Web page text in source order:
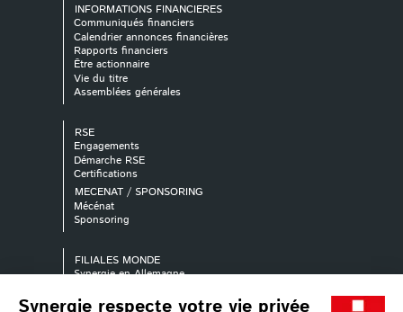
INFORMATIONS FINANCIERES
Communiqués financiers
Calendrier annonces financières
Rapports financiers
Être actionnaire
Vie du titre
Assemblées générales
RSE
Engagements
Démarche RSE
Certifications
MECENAT / SPONSORING
Mécénat
Sponsoring
FILIALES MONDE
Synergie en Allemagne
Synergie en Autriche